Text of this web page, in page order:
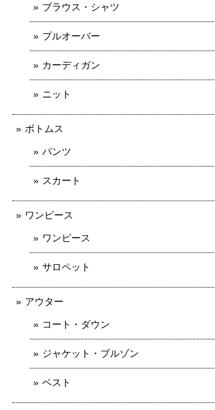
ブラウス・シャツ
プルオーバー
カーディガン
ニット
ボトムス
パンツ
スカート
ワンピース
ワンピース
サロペット
アウター
コート・ダウン
ジャケット・ブルゾン
ベスト